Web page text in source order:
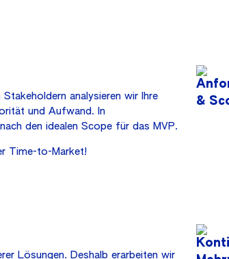
analysieren wir Ihre
und Aufwand. In
den idealen Scope für das MVP.
Time-to-Market!
Lösungen. Deshalb erarbeiten wir